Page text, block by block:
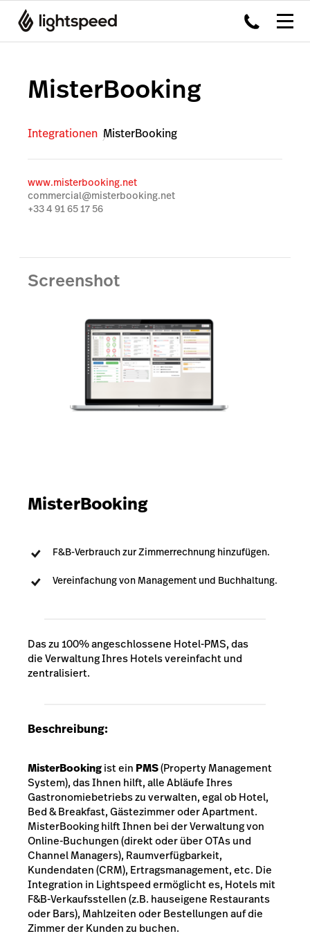
MisterBooking
Integrationen MisterBooking
www.misterbooking.net
commercial@misterbooking.net
+33 4 91 65 17 56
Screenshot
MisterBooking
F&B-Verbrauch zur Zimmerrechnung hinzufügen.
Vereinfachung von Management und Buchhaltung.
Das zu 100% angeschlossene Hotel-PMS, das
die Verwaltung Ihres Hotels vereinfacht und
zentralisiert.
Beschreibung:
MisterBookingist ein PMS(Property Management
System), das Ihnen hilft, alle Abläufe Ihres
Gastronomiebetriebs zu verwalten, egal ob Hotel,
Bed & Breakfast, Gästezimmer oder Apartment.
MisterBooking hilft Ihnen bei der Verwaltung von
Online-Buchungen (direkt oder über OTAs und
Channel Managers), Raumverfügbarkeit,
Kundendaten (CRM), Ertragsmanagement, etc. Die
Integration in Lightspeed ermöglicht es, Hotels mit
F&B-Verkaufsstellen (z.B. hauseigene Restaurants
oder Bars), Mahlzeiten oder Bestellungen auf die
Zimmer der Kunden zu buchen.